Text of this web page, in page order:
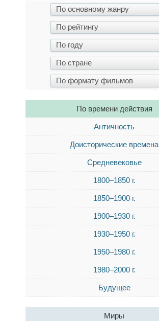
По времени действия
Античность
Доисторические времена
Средневековье
1800–1850 г.
1850–1900 г.
1900–1930 г.
1930–1950 г.
1950–1980 г.
1980–2000 г.
Будущее
Миры